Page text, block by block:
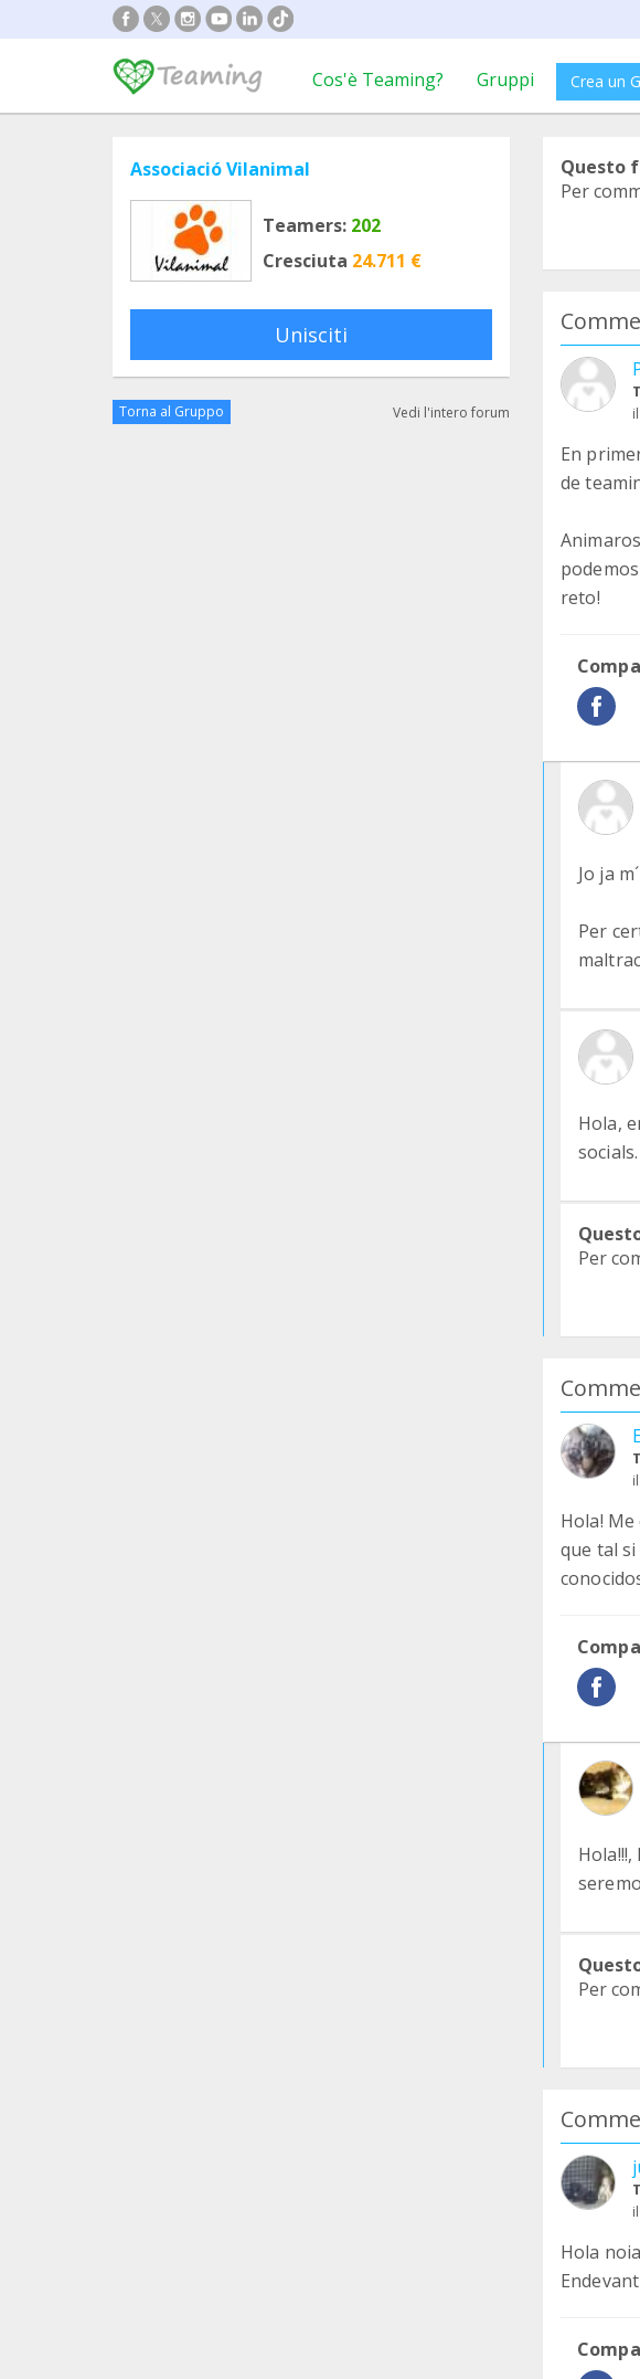
Cos'è Teaming? Gruppi Crea un
Associació Vilanimal
Teamers: 202
Cresciuta 24.711 €
Unisciti
Torna al Gruppo Vedi l'intero forum
Questo
Per
En
de
reto!
Jo ja
Per
Hola,
socials.
Per
Hola!
que tal
Per
Hola
Endevant